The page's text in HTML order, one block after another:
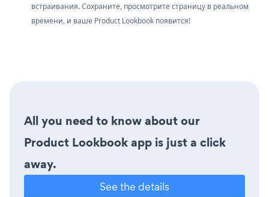
встраивания. Сохраните, просмотрите страницу в реальном
времени, и ваше Product Lookbook появится!
All you need to know about our
Product Lookbook app is just a click
away.
See the details